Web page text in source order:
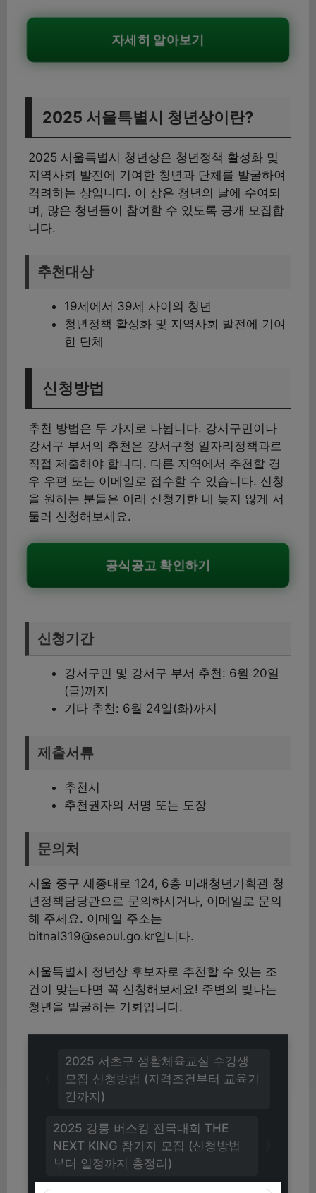
자세히 알아보기
2025 서울특별시 청년상이란?
2025 서울특별시 청년상은 청년정책 활성화 및
지역사회 발전에 기여한 청년과 단체를 발굴하여
격려하는 상입니다. 이 상은 청년의 날에 수여되
며, 많은 청년들이 참여할 수 있도록 공개 모집합
니다.
추천대상
19세에서 39세 사이의 청년
청년정책 활성화 및 지역사회 발전에 기여
한 단체
신청방법
추천 방법은 두 가지로 나뉩니다. 강서구민이나
강서구 부서의 추천은 강서구청 일자리정책과로
직접 제출해야 합니다. 다른 지역에서 추천할 경
우 우편 또는 이메일로 접수할 수 있습니다. 신청
을 원하는 분들은 아래 신청기한 내 늦지 않게 서
둘러 신청해보세요.
공식공고 확인하기
신청기간
강서구민 및 강서구 부서 추천: 6월 20일
(금)까지
기타 추천: 6월 24일(화)까지
제출서류
추천서
추천권자의 서명 또는 도장
문의처
서울 중구 세종대로 124, 6층 미래청년기획관 청
년정책담당관으로 문의하시거나, 이메일로 문의
해 주세요. 이메일 주소는
bitnal319@seoul.go.kr입니다.
서울특별시 청년상 후보자로 추천할 수 있는 조
건이 맞는다면 꼭 신청해보세요! 주변의 빛나는
청년을 발굴하는 기회입니다.
2025 강릉 버스킹 전국대회 THE
NEXT KING 참가자 모집 (신청방법
부터 일정까지 총정리)
2025 서초구 생활체육교실 수강생
모집 신청방법 (자격조건부터 교육기
간까지)